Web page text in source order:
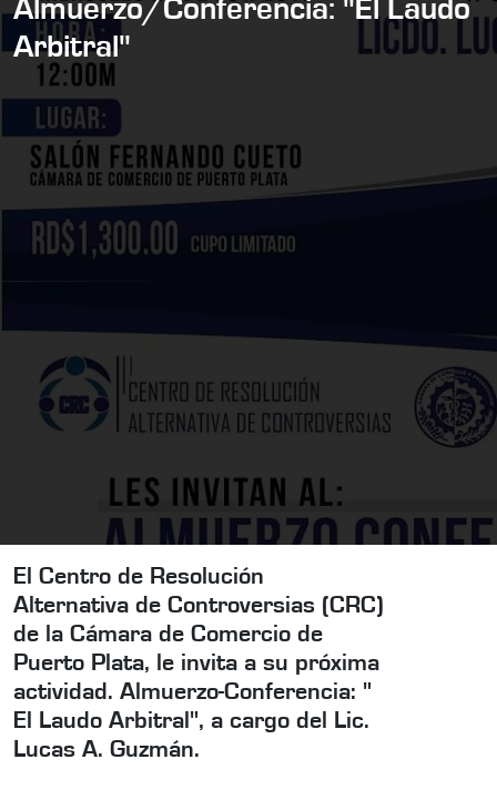
Almuerzo/Conferencia: "El Laudo
Arbitral"
El Centro de Resolución
Alternativa de Controversias (CRC)
de la Cámara de Comercio de
Puerto Plata, le invita a su próxima
actividad. Almuerzo-Conferencia: "
El Laudo Arbitral", a cargo del Lic.
Lucas A. Guzmán.